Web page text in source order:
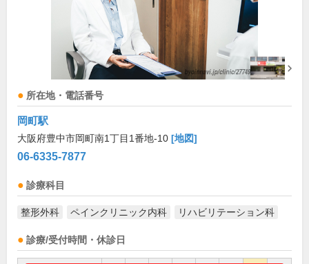
所在地・電話番号
岡町駅
大阪府豊中市岡町南1丁目1番地-10 [地図]
06-6335-7877
診療科目
整形外科 ペインクリニック内科 リハビリテーション科
診療/受付時間・休診日